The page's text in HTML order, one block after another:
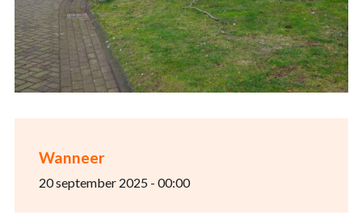
Wanneer
20 september 2025 - 00:00